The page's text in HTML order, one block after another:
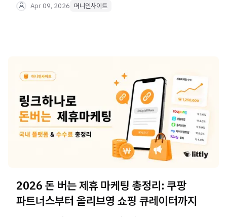
Apr 09, 2026 머니인사이트
2026 돈 버는 제휴 마케팅 총정리: 쿠팡
파트너스부터 올리브영 쇼핑 큐레이터까지